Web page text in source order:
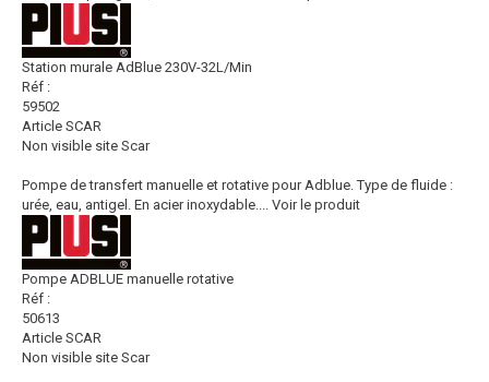
Station murale AdBlue 230V-32L/Min
Réf :
59502
Article SCAR
Non visible site Scar
Pompe de transfert manuelle et rotative pour Adblue. Type de fluide :
urée, eau, antigel. En acier inoxydable.... Voir le produit
Pompe ADBLUE manuelle rotative
Réf :
50613
Article SCAR
Non visible site Scar